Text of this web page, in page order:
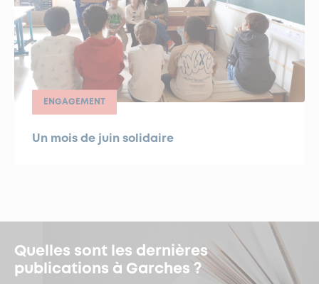
ENGAGEMENT
Un mois de juin solidaire
Quelles sont les dernières
publications à Garches ?